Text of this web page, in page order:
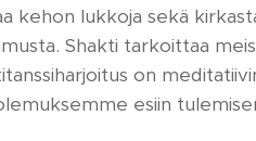
kehon lukkoja sekä
Shakti tarkoittaa
on
esiin